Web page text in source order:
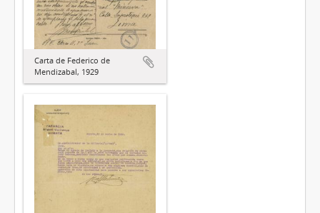
Carta de Federico de
Mendizabal, 1929